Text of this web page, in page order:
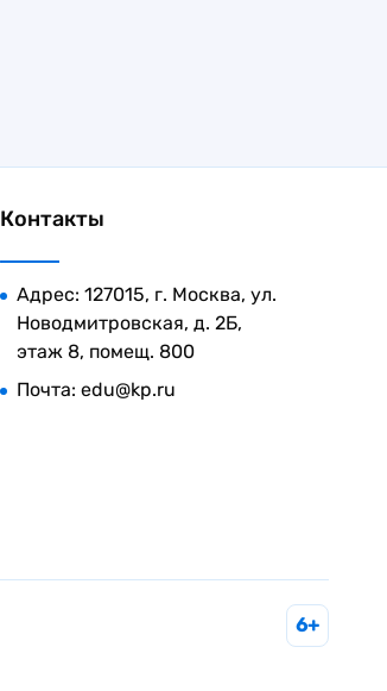
Контакты
Адрес: 127015, г. Москва, ул.
Новодмитровская, д. 2Б,
этаж 8, помещ. 800
Почта: edu@kp.ru
6+